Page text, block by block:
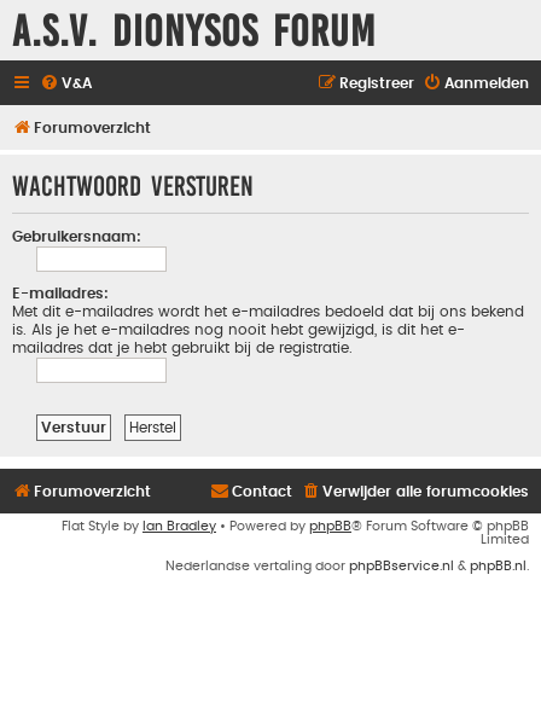
A.S.V. Dionysos Forum
V&A Aanmelden
Registreer
Forumoverzicht
Wachtwoord versturen
Gebruikersnaam:
E-mailadres:
Met dit e-mailadres wordt het e-mailadres bedoeld dat bij ons bekend
is. Als je het e-mailadres nog nooit hebt gewijzigd, is dit het e-
mailadres dat je hebt gebruikt bij de registratie.
Forumoverzicht Verwijder alle forumcookies
Contact
Flat Style by Ian Bradley • Powered by phpBB® Forum Software © phpBB
Limited
Nederlandse vertaling door phpBBservice.nl & phpBB.nl .